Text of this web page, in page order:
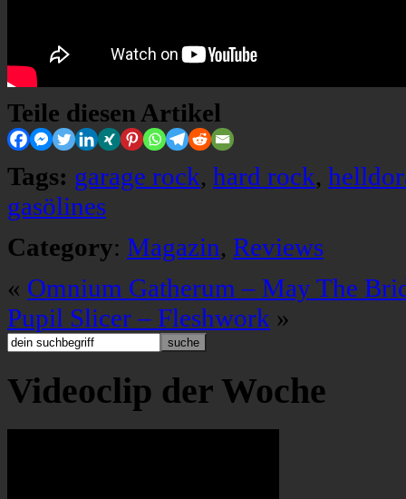
Teile diesen Artikel
Tags: garage rock, hard rock,
gasölines
Category: Magazin, Reviews
« Omnium Gatherum – May The
Pupil Slicer – Fleshwork »
Videoclip der Woche